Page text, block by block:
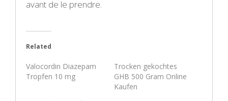
avant de le prendre.
Related
Valocordin Diazepam
Tropfen 10 mg
Trocken gekochtes
GHB 500 Gram Online
Kaufen